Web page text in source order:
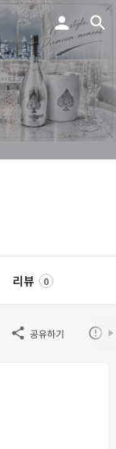
리뷰 0
공유하기